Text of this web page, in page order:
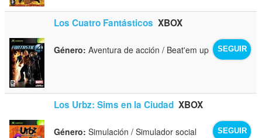
Los Cuatro Fantásticos XBOX
SEGUIR
Género: Aventura de acción / Beat'em up
Los Urbz: Sims en la Ciudad XBOX
SEGUIR
Género: Simulación / Simulador social